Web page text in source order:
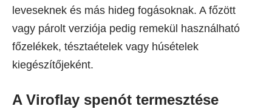
leveseknek és más hideg fogásoknak. A főzött
vagy párolt verziója pedig remekül használható
főzelékek, tésztaételek vagy húsételek
kiegészítőjeként.
A Viroflay spenót termesztése